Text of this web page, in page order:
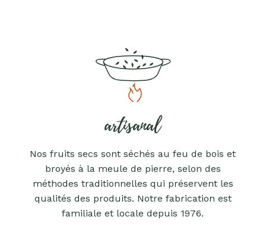
artisanal
Nos fruits secs sont séchés au feu de bois et
broyés à la meule de pierre, selon des
méthodes traditionnelles qui préservent les
qualités des produits. Notre fabrication est
familiale et locale depuis 1976.